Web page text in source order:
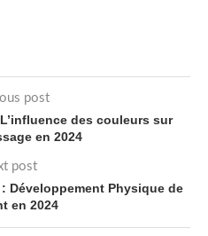
post
des couleurs sur
en 2024
post
Développement Physique de
en 2024